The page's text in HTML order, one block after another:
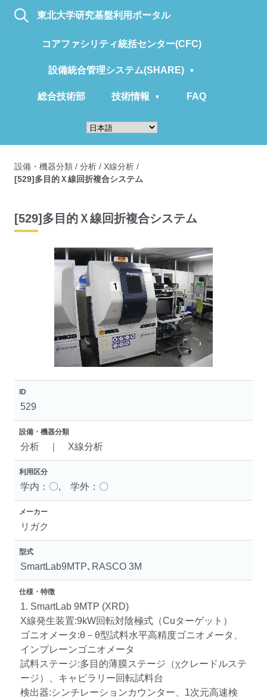
東北大学研究基盤利用ポータル
コアファシリティ統括センター(CFC)
設備統合管理システム(SHARE)
総合技術部 技術情報 FAQ
設備・機器分類 / 分析 / X線分析 /
[529]多目的Ｘ線回折複合システム
[529]多目的Ｘ線回折複合システム
ID
529
設備・機器分類
分析 ｜ X線分析
利用区分
学内：〇, 学外：〇
メーカー
リガク
型式
SmartLab9MTP､RASCO 3M
仕様・特徴
1. SmartLab 9MTP (XRD)
X線発生装置:9kW回転対陰極式（Cuターゲット）
ゴニオメータ:θ－θ型試料水平高精度ゴニオメータ、
インプレーンゴニオメータ
試料ステージ:多目的薄膜ステージ（χクレードルステ
ージ）、キャピラリー回転試料台
検出器:シンチレーションカウンター、1次元高速検